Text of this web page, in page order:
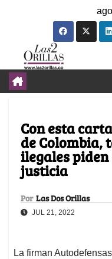
Con esta
de Colombia,
ilegales
justicia
Por Las Dos Orillas
JUL 21, 2022
La firman